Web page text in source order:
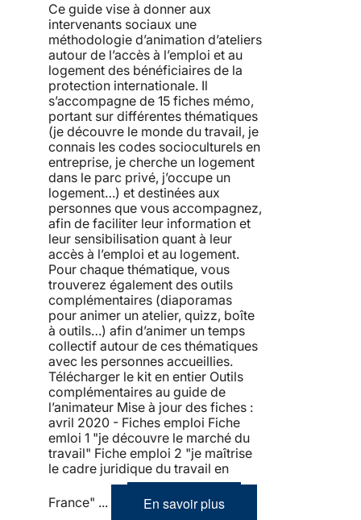
Ce guide vise à donner aux
intervenants sociaux une
méthodologie d’animation d’ateliers
autour de l’accès à l’emploi et au
logement des bénéficiaires de la
protection internationale. Il
s’accompagne de 15 fiches mémo,
portant sur différentes thématiques
(je découvre le monde du travail, je
connais les codes socioculturels en
entreprise, je cherche un logement
dans le parc privé, j’occupe un
logement…) et destinées aux
personnes que vous accompagnez,
afin de faciliter leur information et
leur sensibilisation quant à leur
accès à l’emploi et au logement.
Pour chaque thématique, vous
trouverez également des outils
complémentaires (diaporamas
pour animer un atelier, quizz, boîte
à outils…) afin d’animer un temps
collectif autour de ces thématiques
avec les personnes accueillies.
Télécharger le kit en entier Outils
complémentaires au guide de
l’animateur Mise à jour des fiches :
avril 2020 - Fiches emploi Fiche
emloi 1 "je découvre le marché du
travail" Fiche emploi 2 "je maîtrise
le cadre juridique du travail en
France" ... En savoir plus